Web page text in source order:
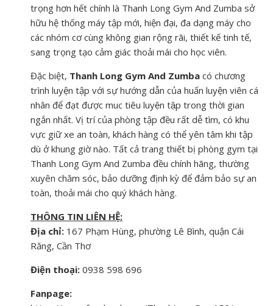
trọng hơn hết chính là Thanh Long Gym And Zumba sở
hữu hệ thống máy tập mới, hiện đại, đa dạng máy cho
các nhóm cơ cùng không gian rộng rãi, thiết kế tinh tế,
sang trọng tạo cảm giác thoải mái cho học viên.
Đặc biệt, Thanh Long Gym And Zumba có chương
trình luyện tập với sự hướng dẫn của huấn luyện viên cá
nhân để đạt được muc tiêu luyện tập trong thời gian
ngắn nhất. Vị trí của phòng tập đều rất dễ tìm, có khu
vực giữ xe an toàn, khách hàng có thể yên tâm khi tập
dù ở khung giờ nào. Tất cả trang thiết bị phòng gym tại
Thanh Long Gym And Zumba đều chính hãng, thường
xuyên chăm sóc, bảo dưỡng định kỳ để đảm bảo sự an
toàn, thoải mái cho quý khách hàng.
THÔNG TIN LIÊN HỆ:
Địa chỉ: 167 Phạm Hùng, phường Lê Bình, quận Cái
Răng, Cần Thơ
Điện thoại: 0938 598 696
Fanpage: